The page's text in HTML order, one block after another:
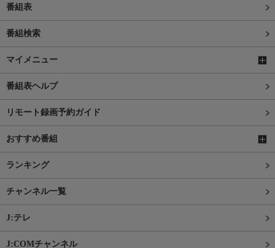
番組表
番組検索
マイメニュー
番組表ヘルプ
リモート録画予約ガイド
おすすめ番組
ランキング
チャンネル一覧
J:テレ
J:COMチャンネル